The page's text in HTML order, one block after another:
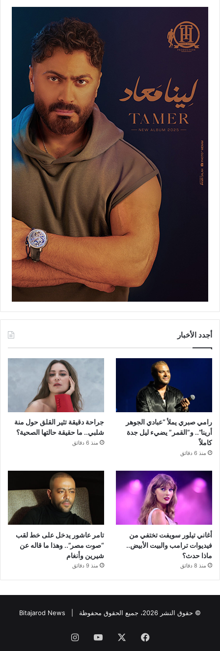
أجدد الأخبار
رامي صبري يملأ “عبادي الجوهر
أرينا”.. و”القمر” يضيء ليل جدة
كاملاً
منذ 6 دقائق
جراحة دقيقة تثير القلق حول منة
شلبي.. ما حقيقة حالتها الصحية؟
منذ 6 دقائق
أغاني تيلور سويفت تختفي من
فيديوات ترامب والبيت الأبيض..
ماذا حدث؟
منذ 8 دقائق
تامر عاشور يدخل على خط لقب
“صوت مصر”.. وهذا ما قاله عن
شيرين وأنغام
منذ 9 دقائق
© حقوق النشر 2026، جميع الحقوق محفوظة | Bitajarod News
فيسبوك ‫YouTubeانستقرام